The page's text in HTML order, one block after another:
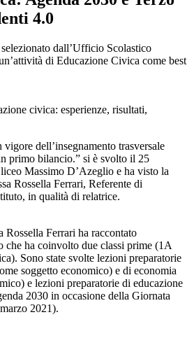
4.0
dall’Ufficio Scolastico
di Educazione Civica come best
civica: esperienze, risultati,
dell’insegnamento trasversale
primo bilancio.” si è svolto il 25
Massimo D’Azeglio e ha visto la
Rossella Ferrari, Referente di
in qualità di relatrice.
Ferrari ha raccontato
che ha coinvolto due classi prime (1A
Sono state svolte lezioni preparatorie
soggetto economico) e di economia
e lezioni preparatorie di educazione
2030 in occasione della Giornata
2021).